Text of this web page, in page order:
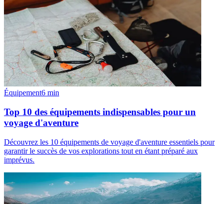
Équipement6 min
Top 10 des équipements indispensables pour un
voyage d'aventure
Découvrez les 10 équipements de voyage d'aventure essentiels pour
garantir le succès de vos explorations tout en étant préparé aux
imprévus.